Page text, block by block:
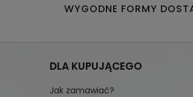
WYGODNE FORMY
DLA KUPUJĄCEGO
Jak zamawiać?